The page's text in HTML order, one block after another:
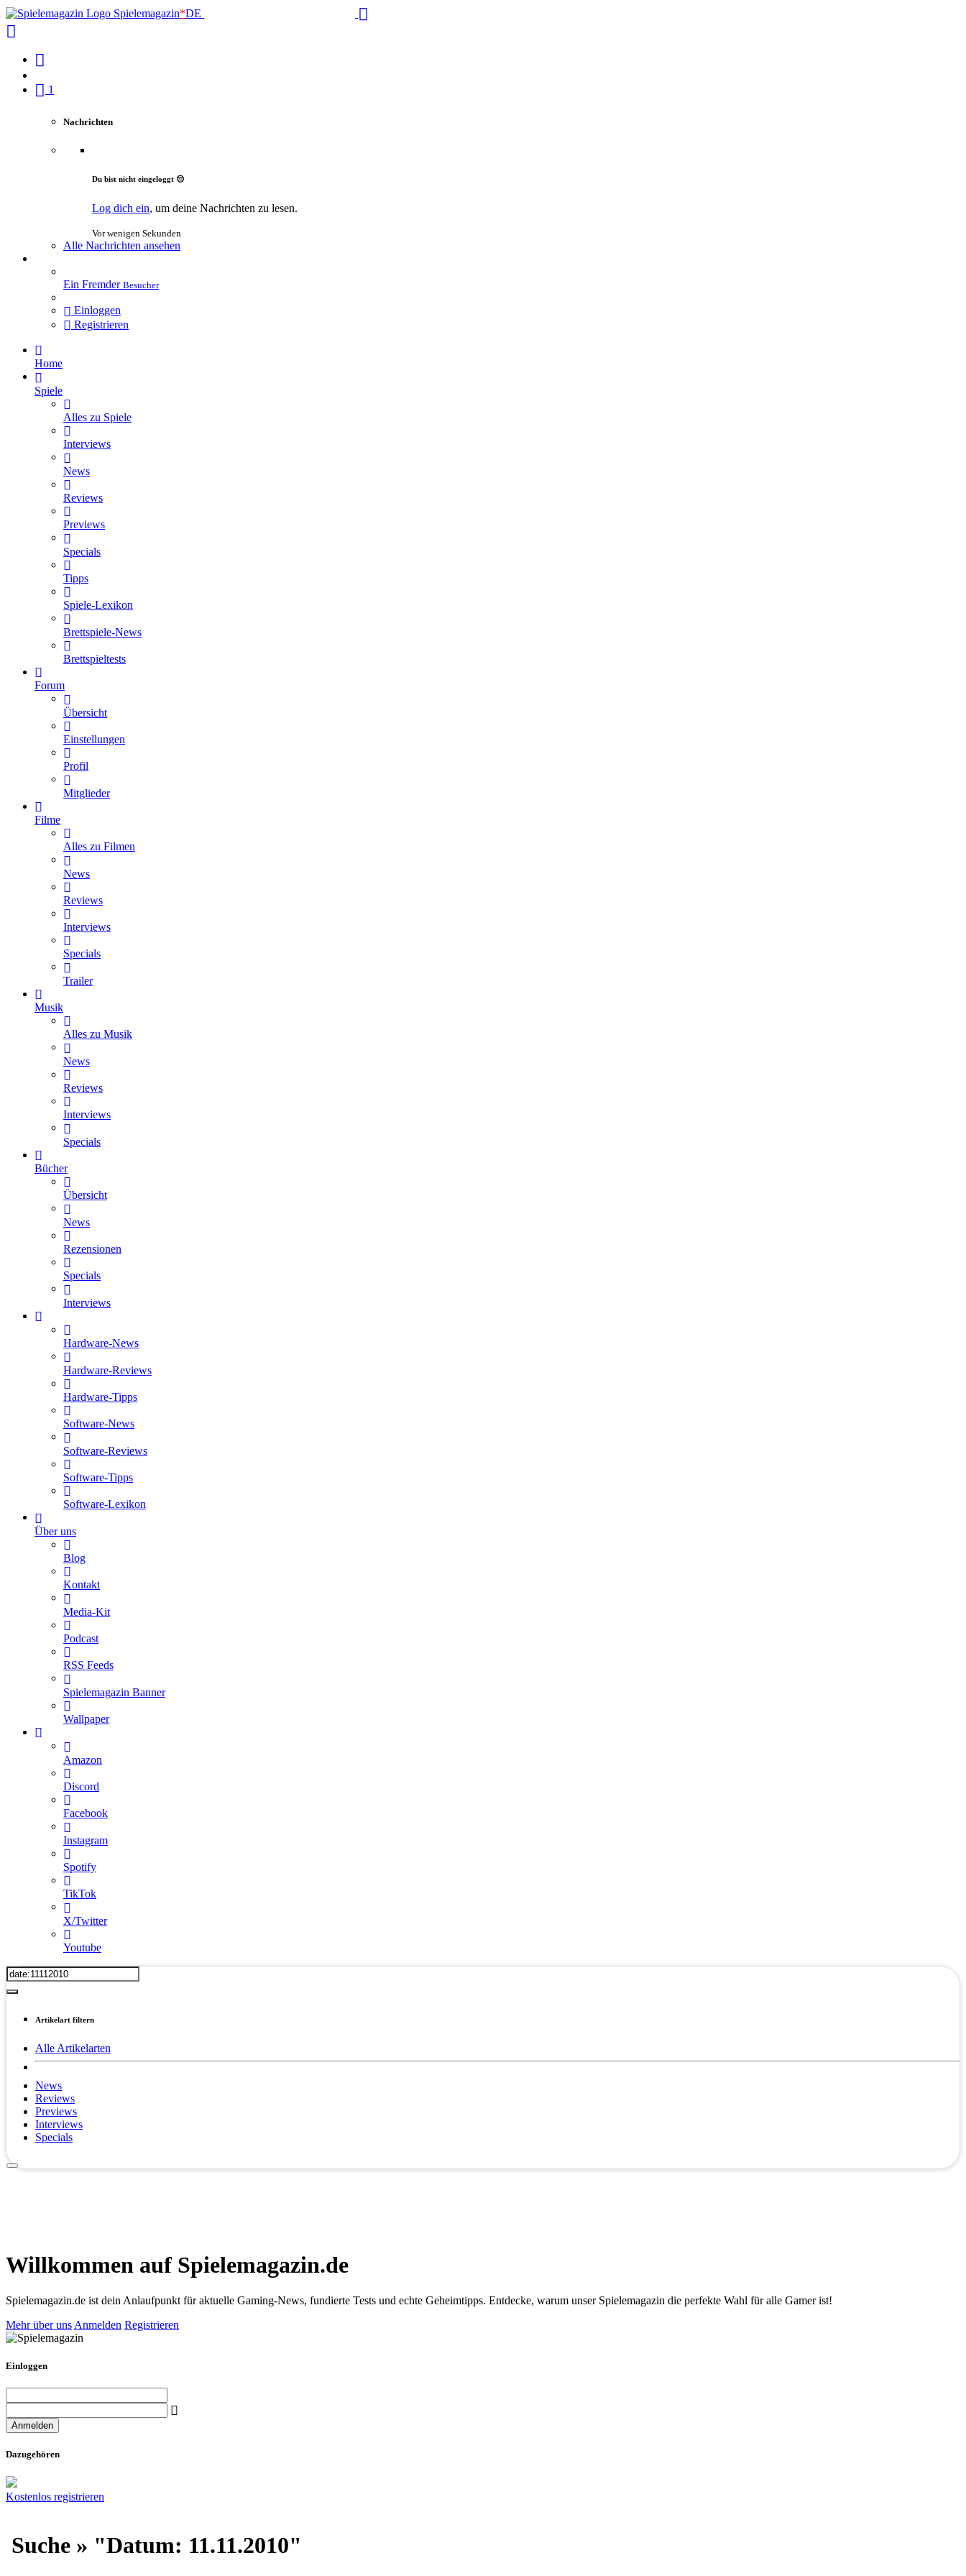
Spielemagazin*DE
1
Nachrichten
Du bist nicht eingeloggt 😔
Log dich ein, um deine Nachrichten zu lesen.
Vor wenigen Sekunden
Alle Nachrichten ansehen
Ein Fremder Besucher
Einloggen
Registrieren
Home
Spiele
Alles zu Spiele
Interviews
News
Reviews
Previews
Specials
Tipps
Spiele-Lexikon
Brettspiele-News
Brettspieltests
Forum
Übersicht
Einstellungen
Profil
Mitglieder
Filme
Alles zu Filmen
News
Reviews
Interviews
Specials
Trailer
Musik
Alles zu Musik
News
Reviews
Interviews
Specials
Bücher
Übersicht
News
Rezensionen
Specials
Interviews
Hardware-News
Hardware-Reviews
Hardware-Tipps
Software-News
Software-Reviews
Software-Tipps
Software-Lexikon
Über uns
Blog
Kontakt
Media-Kit
Podcast
RSS Feeds
Spielemagazin Banner
Wallpaper
Amazon
Discord
Facebook
Instagram
Spotify
TikTok
X/Twitter
Youtube
Artikelart filtern
Alle Artikelarten
News
Reviews
Previews
Interviews
Specials
Willkommen auf Spielemagazin.de
Spielemagazin.de ist dein Anlaufpunkt für aktuelle Gaming-News, fundierte Tests und echte Geheimtipps. Entdecke, warum unser Spielemagazin die perfekte Wahl für alle Gamer ist!
Mehr über uns Anmelden Registrieren
Einloggen
Dazugehören
Kostenlos registrieren
Suche » "Datum: 11.11.2010"